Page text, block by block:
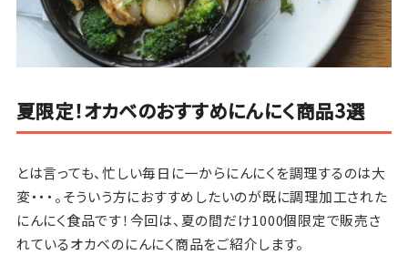
夏限定！オカベのおすすめにんにく商品3選
とは言っても、忙しい毎日に一からにんにくを調理するのは大
変・・・。そういう方におすすめしたいのが既に調理加工された
にんにく食品です！今回は、夏の間だけ1000個限定で販売さ
れているオカベのにんにく商品をご紹介します。